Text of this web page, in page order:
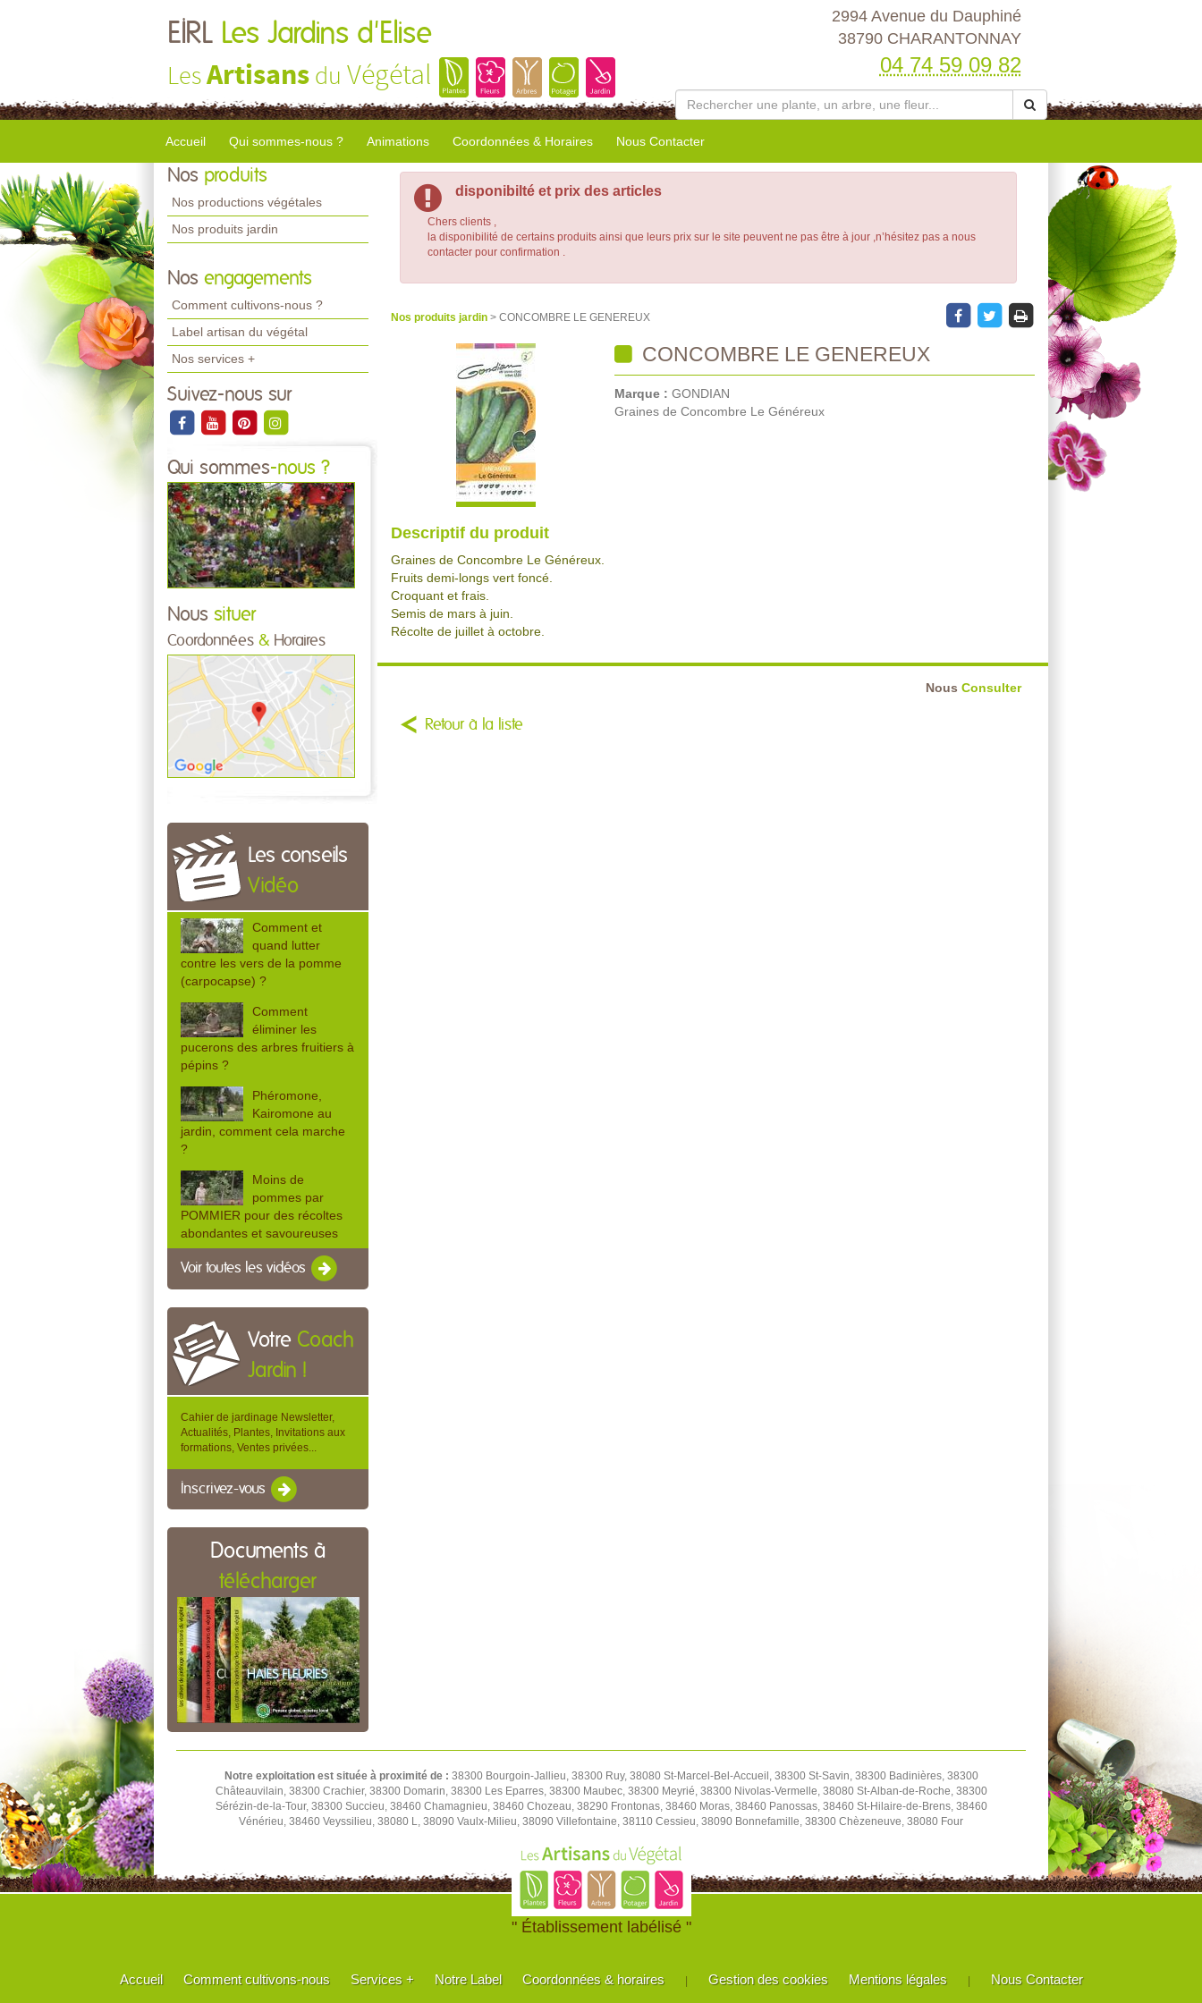
EIRL Les Jardins d'Elise
LesArtisans du Végétal
2994 Avenue du Dauphiné
38790 CHARANTONNAY
04 74 59 09 82
Accueil Qui sommes-nous ? Animations Coordonnées & Horaires Nous Contacter
Nos produits
Nos productions végétales
Nos produits jardin
Nos engagements
Comment cultivons-nous ?
Label artisan du végétal
Nos services +
Suivez-nous sur
Qui sommes-nous ?
Nous situer
Coordonnées & Horaires
Les conseils
Vidéo
Comment et
quand lutter
contre les vers de la pomme
(carpocapse) ?
Comment
éliminer les
pucerons des arbres fruitiers à
pépins ?
Phéromone,
Kairomone au
jardin, comment cela marche
?
Moins de
pommes par
POMMIER pour des récoltes
abondantes et savoureuses
Voir toutes les vidéos
Votre Coach
Jardin !
Cahier de jardinage Newsletter,
Actualités, Plantes, Invitations aux
formations, Ventes privées...
Inscrivez-vous
Documents à
télécharger
disponibilté et prix des articles
Chers clients ,
la disponibilité de certains produits ainsi que leurs prix sur le site peuvent ne pas être à jour ,n’hésitez pas a nous
contacter pour confirmation .
Nos produits jardin > CONCOMBRE LE GENEREUX
CONCOMBRE LE GENEREUX
Marque : GONDIAN
Graines de Concombre Le Généreux
Descriptif du produit
Graines de Concombre Le Généreux.
Fruits demi-longs vert foncé.
Croquant et frais.
Semis de mars à juin.
Récolte de juillet à octobre.
Nous Consulter
Retour à la liste
Notre exploitation est située à proximité de : 38300 Bourgoin-Jallieu, 38300 Ruy, 38080 St-Marcel-Bel-Accueil, 38300 St-Savin, 38300 Badinières, 38300
Châteauvilain, 38300 Crachier, 38300 Domarin, 38300 Les Eparres, 38300 Maubec, 38300 Meyrié, 38300 Nivolas-Vermelle, 38080 St-Alban-de-Roche, 38300
Sérézin-de-la-Tour, 38300 Succieu, 38460 Chamagnieu, 38460 Chozeau, 38290 Frontonas, 38460 Moras, 38460 Panossas, 38460 St-Hilaire-de-Brens, 38460
Vénérieu, 38460 Veyssilieu, 38080 L, 38090 Vaulx-Milieu, 38090 Villefontaine, 38110 Cessieu, 38090 Bonnefamille, 38300 Chèzeneuve, 38080 Four
" Établissement labélisé "
Accueil Comment cultivons-nous Services + Notre Label Coordonnées & horaires Gestion des cookies Mentions légales Nous Contacter